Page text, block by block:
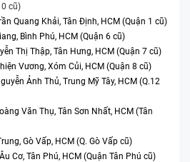
cũ)
Quang Khải, Tân Định, HCM (Quận 1 cũ)
Bình Phú, HCM (Quận 6 cũ)
Thị Thập, Tân Hưng, HCM (Quận 7 cũ)
Vương, Xóm Củi, HCM (Quận 8 cũ)
Ảnh Thủ, Trung Mỹ Tây, HCM (Q.12
Văn Thụ, Tân Sơn Nhất, HCM (Tân
Gò Vấp, HCM (Q. Gò Vấp cũ)
Cơ, Tân Phú, HCM (Quận Tân Phú cũ)